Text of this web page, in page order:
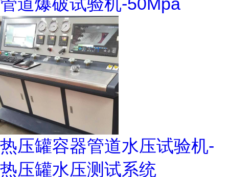
热压罐容器管道水压试验机-
热压罐水压测试系统